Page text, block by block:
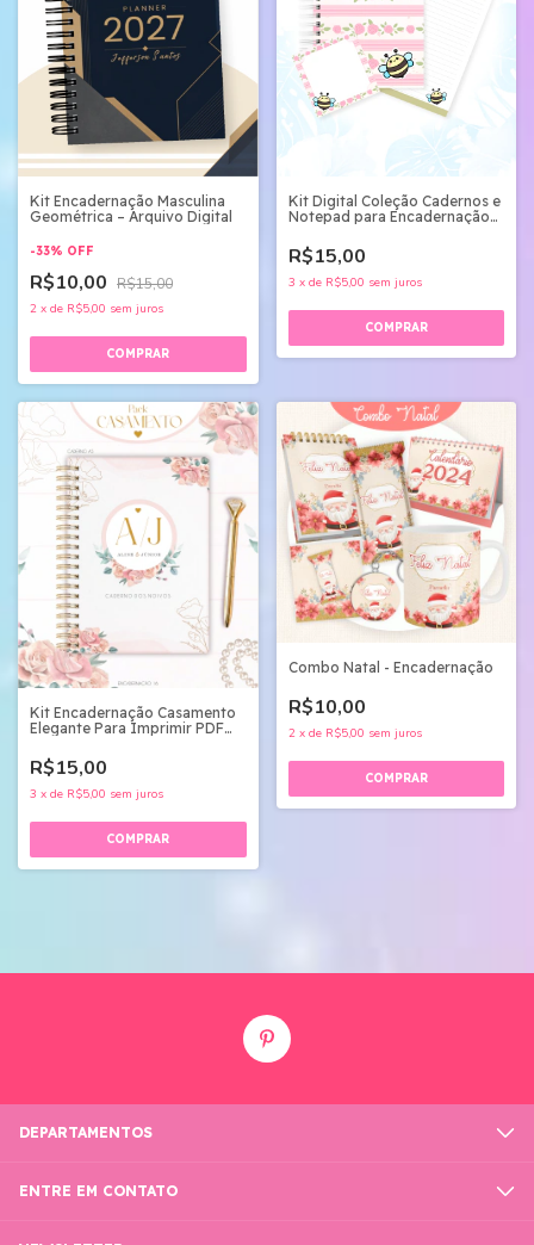
Kit Encadernação Masculina
Geométrica – Arquivo Digital
-33% OFF
R$10,00 R$15,00
2 x de R$5,00 sem juros
Kit Digital Coleção Cadernos e
Notepad para Encadernação
R$15,00
3 x de R$5,00 sem juros
Kit Encadernação Casamento
Elegante Para Imprimir PDF
R$15,00
3 x de R$5,00 sem juros
Combo Natal - Encadernação
R$10,00
2 x de R$5,00 sem juros
DEPARTAMENTOS
ENTRE EM CONTATO